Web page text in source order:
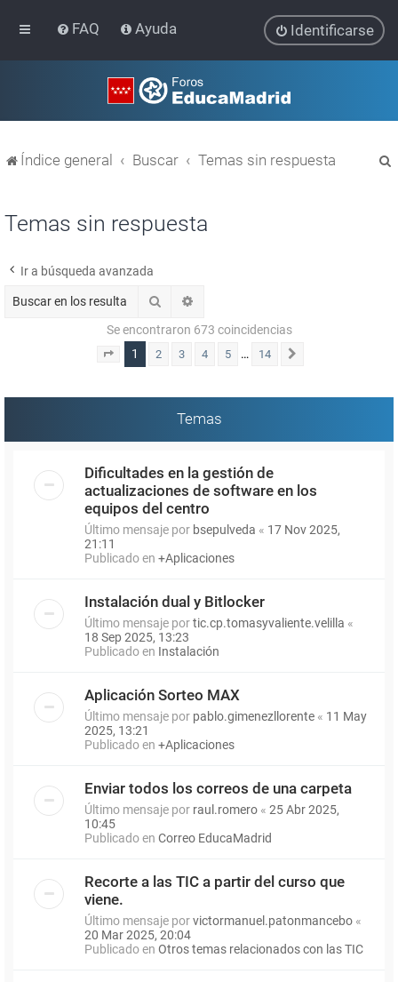
FAQ Ayuda Identificarse
Índice general Buscar Temas sin respuesta
Temas sin respuesta
Ir a búsqueda avanzada
Buscar
Se encontraron 673 coincidencias
Página 1de 14
1 2 3 4 5 … 14
Temas
Dificultades en la gestión de
actualizaciones de software en los
equipos del centro
Último mensaje por bsepulveda « 17 Nov 2025,
21:11
Publicado en +Aplicaciones
Instalación dual y Bitlocker
Último mensaje portic.cp.tomasyvaliente.velilla «
18 Sep 2025, 13:23
Publicado en Instalación
Aplicación Sorteo MAX
Último mensaje por pablo.gimenezllorente « 11 May
2025, 13:21
Publicado en +Aplicaciones
Enviar todos los correos de una carpeta
Último mensaje por raul.romero « 25 Abr 2025,
10:45
Publicado en Correo EducaMadrid
Recorte a las TIC a partir del curso que
viene.
Último mensaje porvictormanuel.patonmancebo «
20 Mar 2025, 20:04
Publicado en Otros temas relacionados con las TIC